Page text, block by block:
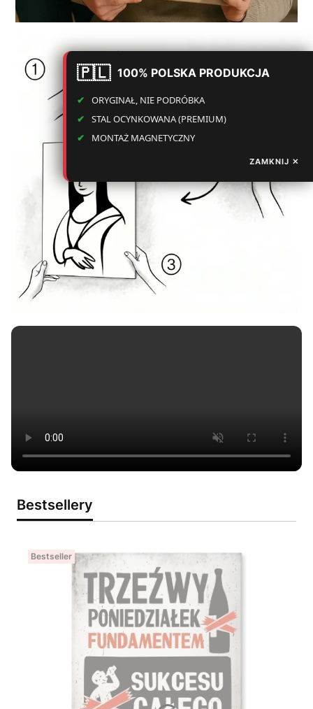
100% POLSKA PRODUKCJA
ORYGINAŁ, NIE PODRÓBKA
STAL OCYNKOWANA (PREMIUM)
MONTAŻ MAGNETYCZNY
ZAMKNIJ ✕
Bestsellery
Bestseller